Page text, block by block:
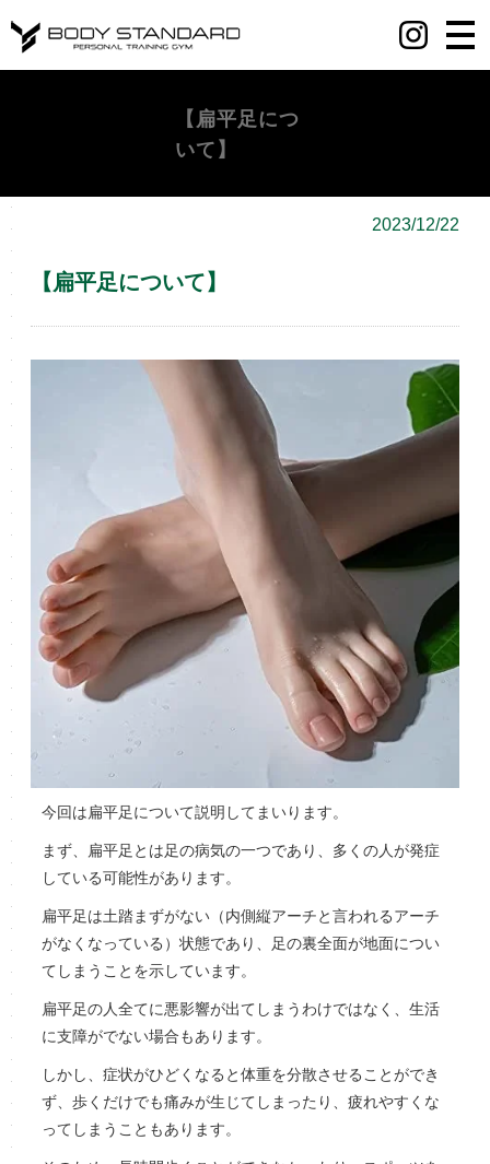
【扁平足につ
いて】
2023/12/22
【扁平足について】
今回は扁平足について説明してまいります。
まず、扁平足とは足の病気の一つであり、多くの人が発症
している可能性があります。
扁平足は土踏まずがない（内側縦アーチと言われるアーチ
がなくなっている）状態であり、足の裏全面が地面につい
てしまうことを示しています。
扁平足の人全てに悪影響が出てしまうわけではなく、生活
に支障がでない場合もあります。
しかし、症状がひどくなると体重を分散させることができ
ず、歩くだけでも痛みが生じてしまったり、疲れやすくな
ってしまうこともあります。